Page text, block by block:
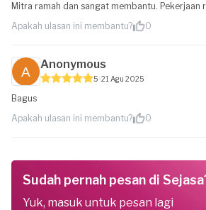
Mitra ramah dan sangat membantu. Pekerjaan
Apakah ulasan ini membantu?
0
Anonymous
5 21 Agu 2025
Bagus
Apakah ulasan ini membantu?
0
Sudah pernah pesan di
Yuk, masuk untuk pesan lagi